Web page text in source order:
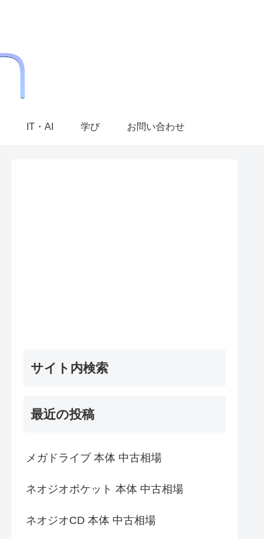
IT・AI 学び お問い合わせ
サイト内検索
最近の投稿
メガドライブ 本体 中古相場
ネオジオポケット 本体 中古相場
ネオジオCD 本体 中古相場